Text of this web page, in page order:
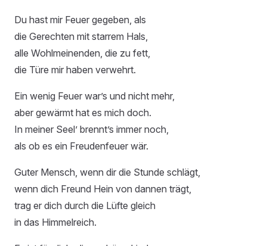
Du hast mir Feuer gegeben, als
die Gerechten mit starrem Hals,
alle Wohlmeinenden, die zu fett,
die Türe mir haben verwehrt.
Ein wenig Feuer war’s und nicht mehr,
aber gewärmt hat es mich doch.
In meiner Seel’ brennt’s immer noch,
als ob es ein Freudenfeuer wär.
Guter Mensch, wenn dir die Stunde schlägt,
wenn dich Freund Hein von dannen trägt,
trag er dich durch die Lüfte gleich
in das Himmelreich.